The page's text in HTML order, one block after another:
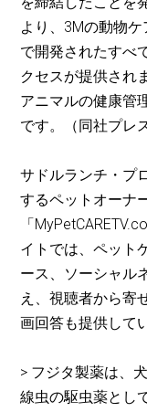
より、3Mの動物
で開発されたすべ
クセスが提供され
アニマルの健康管
です。（同社プレ
サドルランチ・プ
するペットオーナ
「
イトでは、ペット
ース、ソーシャル
え、視聴者から寄
画回答も提供して
> フジタ製薬は、
線虫の駆虫薬とし